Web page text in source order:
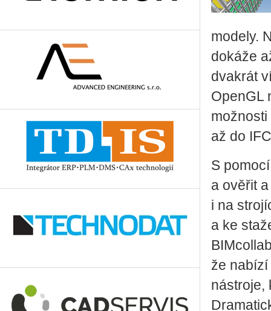
modely.
dokáže
dvakrát
OpenGL
až do
S
a ověřit
i na
a ke
že
nástroje,